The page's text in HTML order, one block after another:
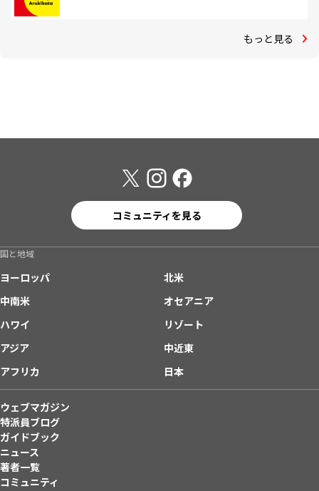
もっと見る
コミュニティを見る
国と地域
ヨーロッパ
北米
中南米
オセアニア
ハワイ
リゾート
アジア
中近東
アフリカ
日本
ウェブマガジン
特派員ブログ
ガイドブック
ニュース
著者一覧
コミュニティ